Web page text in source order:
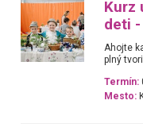
Kurz
deti -
Ahojte
plný
Termín:
Mesto: